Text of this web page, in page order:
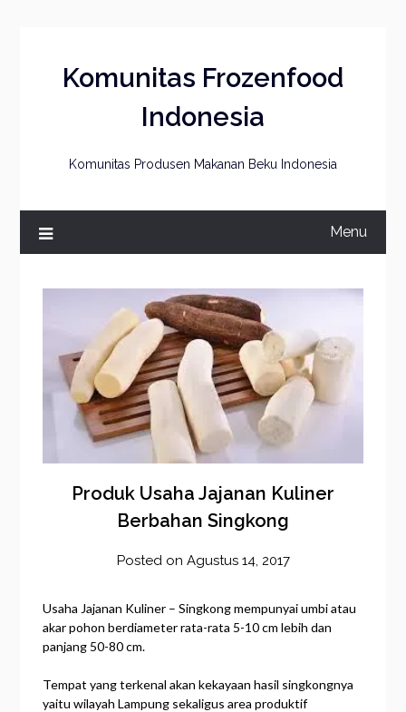
Komunitas Frozenfood
Indonesia
Komunitas Produsen Makanan Beku Indonesia
Menu
Produk Usaha Jajanan Kuliner
Berbahan Singkong
Posted on Agustus 14, 2017by
Usaha Jajanan Kuliner – Singkong mempunyai umbi atau
akar pohon berdiameter rata-rata 5-10 cm lebih dan
panjang 50-80 cm.
Tempat yang terkenal akan kekayaan hasil singkongnya
yaitu wilayah Lampung sekaligus area produktif